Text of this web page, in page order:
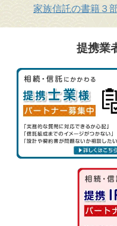
家族信託の書籍３
提携業